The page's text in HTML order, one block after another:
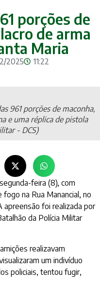
porções de
de arma
Maria
2025 11:22
961 porções de maconha,
e uma réplica de pistola
- DCS)
feira (8), com
na Rua Manancial, no
apreensão foi realizada por
da Polícia Militar
realizavam
um indivíduo
policiais, tentou fugir,